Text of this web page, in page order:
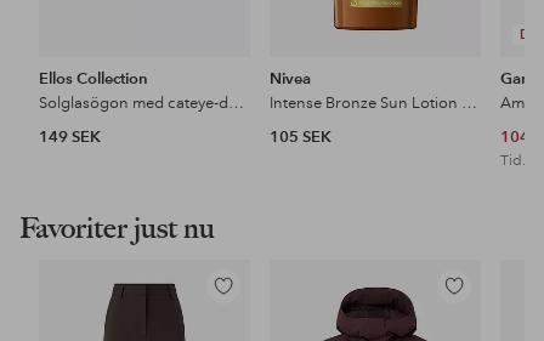
Ellos Collection
Solglasögon med cateye-design
149 SEK
Nivea
Intense Bronze Sun Lotion SPF6
105 SEK
104
Tid.
Favoriter just nu
Lägg
Lägg